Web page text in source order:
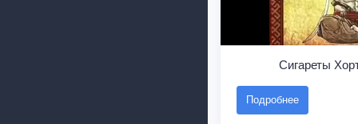
Сигареты
Подробнее